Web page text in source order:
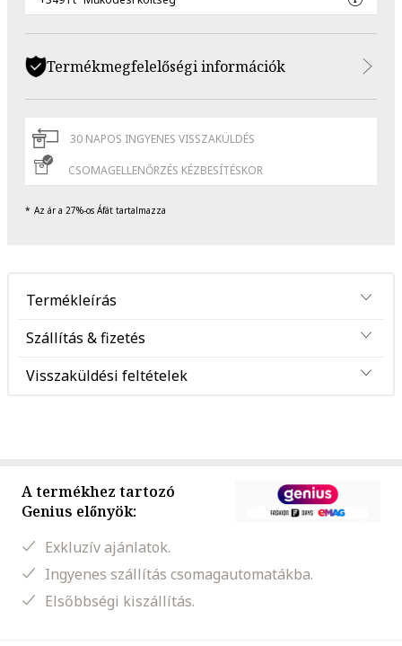
Termékmegfelelőségi információk
30 NAPOS INGYENES VISSZAKÜLDÉS
CSOMAGELLENŐRZÉS KÉZBESÍTÉSKOR
Az ár a 27%-os Áfát tartalmazza
Termékleírás
Szállítás & fizetés
Visszaküldési feltételek
A termékhez tartozó
Genius előnyök:
Exkluzív ajánlatok.
Ingyenes szállítás csomagautomatákba.
Elsőbbségi kiszállítás.